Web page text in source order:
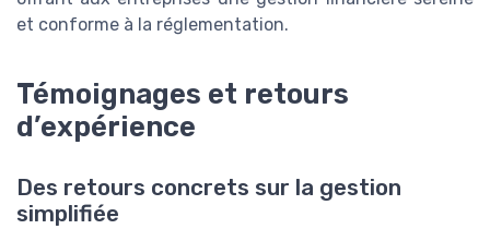
et conforme à la réglementation.
Témoignages et retours
d’expérience
Des retours concrets sur la gestion
simplifiée